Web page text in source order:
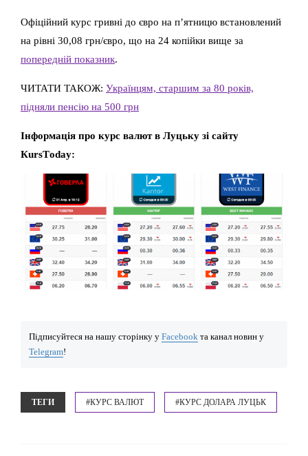
Офіційний курс гривні до євро на п’ятницю встановлений
на рівні 30,08 грн/євро, що на 24 копійки вище за
попередній показник.
ЧИТАТИ ТАКОЖ: Українцям, старшим за 80 років,
підняли пенсію на 500 грн
Інформація про курс валют в Луцьку зі сайту
КursТoday:
Підписуйтеся на нашу сторінку у Facebook та канал новин у
Telegram!
ТЕГИ #КУРС ВАЛЮТ #КУРС ДОЛАРА ЛУЦЬК